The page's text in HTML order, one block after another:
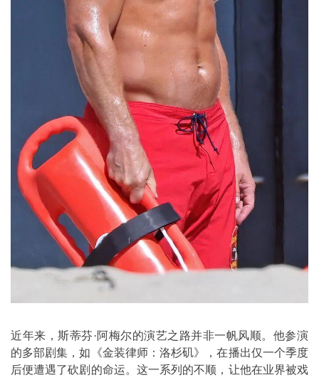
近年来，斯蒂芬·阿梅尔的演艺之路并非一帆风顺。他参演
的多部剧集，如《金装律师：洛杉矶》，在播出仅一个季度
后便遭遇了砍剧的命运。这一系列的不顺，让他在业界被戏